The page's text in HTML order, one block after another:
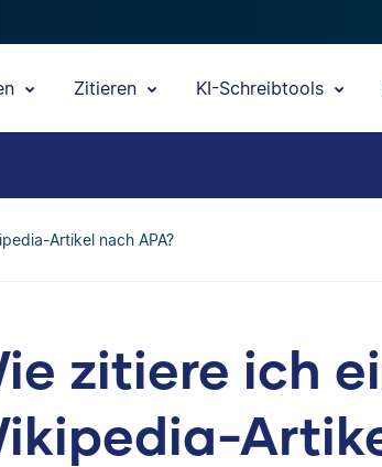
Zitieren KI-Schreibtools
Artikel nach APA?
zitiere ich